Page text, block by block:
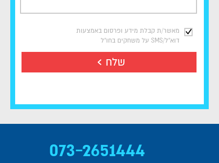
מאשר/ת קבלת מידע ופרסום באמצעות
דוא"ל/SMS על משחקים בחו"ל
שלח
073-2651444